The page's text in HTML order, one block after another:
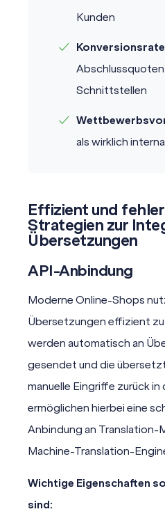
Kunden
✓
Schnittstellen
✓
als wirklich
Effizient und
Strategien zur
Übersetzungen
API-Anbindung
Moderne Online-Shops
Übersetzungen effizient
werden automatisch an
gesendet und die
manuelle Eingriffe zurück in
ermöglichen hierbei eine
Anbindung an Translation-
Machine-Translation-
Wichtige Eigenschaften
sind: